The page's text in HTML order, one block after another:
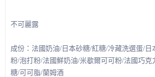
不可麗露
成份：法國奶油/日本砂糖/紅糖/冷藏洗選蛋/日
粉/泡打粉/法國鮮奶油/米歇爾可可粉/法國巧克
糖/可可脂/蘭姆酒